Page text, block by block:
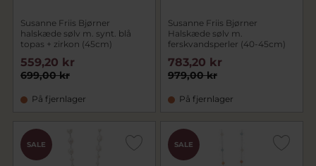
Susanne Friis Bjørner
halskæde sølv m. synt. blå
topas + zirkon (45cm)
699,00 kr
559,20 kr
På fjernlager
Susanne Friis Bjørner
Halskæde sølv m.
ferskvandsperler (40-45cm)
979,00 kr
783,20 kr
På fjernlager
SALE SALE